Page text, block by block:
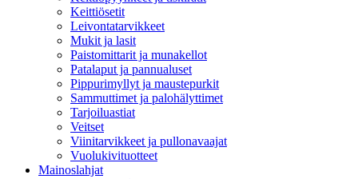
Keittiösetit
Leivontatarvikkeet
Mukit ja lasit
Paistomittarit ja munakellot
Patalaput ja pannualuset
Pippurimyllyt ja maustepurkit
Sammuttimet ja palohälyttimet
Tarjoiluastiat
Veitset
Viinitarvikkeet ja pullonavaajat
Vuolukivituotteet
Mainoslahjat